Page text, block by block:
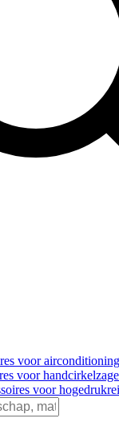
voor airconditioning
voor
voor